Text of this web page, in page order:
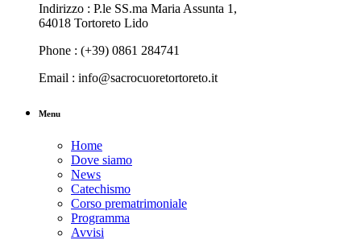
Indirizzo : P.le SS.ma Maria Assunta 1,
64018 Tortoreto Lido
Phone : (+39) 0861 284741
Email : info@sacrocuoretortoreto.it
Menu
Home
Dove siamo
News
Catechismo
Corso prematrimoniale
Programma
Avvisi